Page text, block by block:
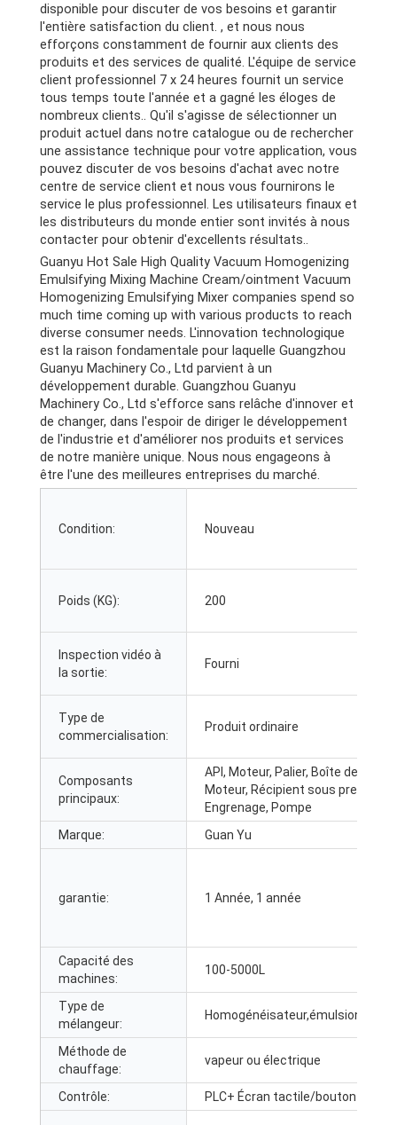
disponible pour discuter de vos besoins et garantir
l'entière satisfaction du client. , et nous nous
efforçons constamment de fournir aux clients des
produits et des services de qualité. L'équipe de service
client professionnel 7 x 24 heures fournit un service
tous temps toute l'année et a gagné les éloges de
nombreux clients.. Qu'il s'agisse de sélectionner un
produit actuel dans notre catalogue ou de rechercher
une assistance technique pour votre application, vous
pouvez discuter de vos besoins d'achat avec notre
centre de service client et nous vous fournirons le
service le plus professionnel. Les utilisateurs finaux et
les distributeurs du monde entier sont invités à nous
contacter pour obtenir d'excellents résultats..
Guanyu Hot Sale High Quality Vacuum Homogenizing
Emulsifying Mixing Machine Cream/ointment Vacuum
Homogenizing Emulsifying Mixer companies spend so
much time coming up with various products to reach
diverse consumer needs. L'innovation technologique
est la raison fondamentale pour laquelle Guangzhou
Guanyu Machinery Co., Ltd parvient à un
développement durable. Guangzhou Guanyu
Machinery Co., Ltd s'efforce sans relâche d'innover et
de changer, dans l'espoir de diriger le développement
de l'industrie et d'améliorer nos produits et services
de notre manière unique. Nous nous engageons à
être l'une des meilleures entreprises du marché.
Condition: Nouveau
Poids (KG): 200
Inspection vidéo à
la sortie:
Fourni
Type de
commercialisation:
Produit ordinaire
Composants
principaux:
API, Moteur, Palier, Boîte de
Moteur, Récipient sous pression,
Engrenage, Pompe
Marque:
Guan Yu
garantie: 1 Année, 1 année
Capacité des
machines:
100-5000L
Type de
mélangeur:
Méthode de
chauffage:
vapeur ou électrique
Contrôle: PLC+ Écran tactile/bouton